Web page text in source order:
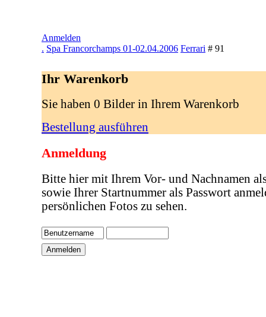
Anmelden
. Spa Francorchamps 01-02.04.2006 Ferrari # 91
Ihr Warenkorb
Sie haben 0 Bilder in Ihrem Warenkorb
Bestellung ausführen
Anmeldung
Bitte hier mit Ihrem Vor- und Nachnamen
sowie Ihrer Startnummer als Passwort
persönlichen Fotos zu sehen.